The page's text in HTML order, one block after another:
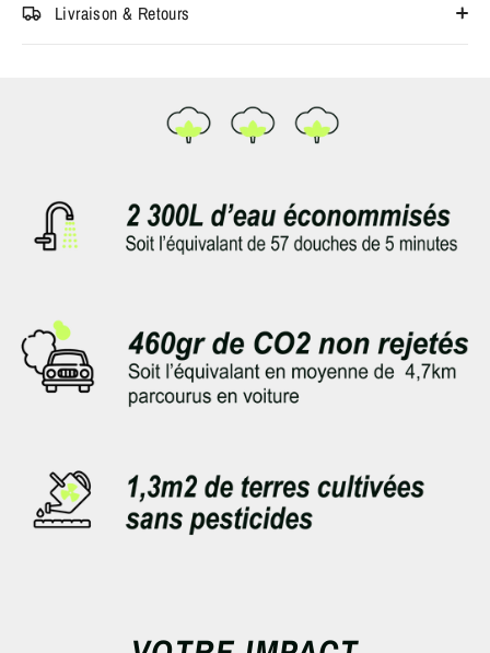
Livraison & Retours